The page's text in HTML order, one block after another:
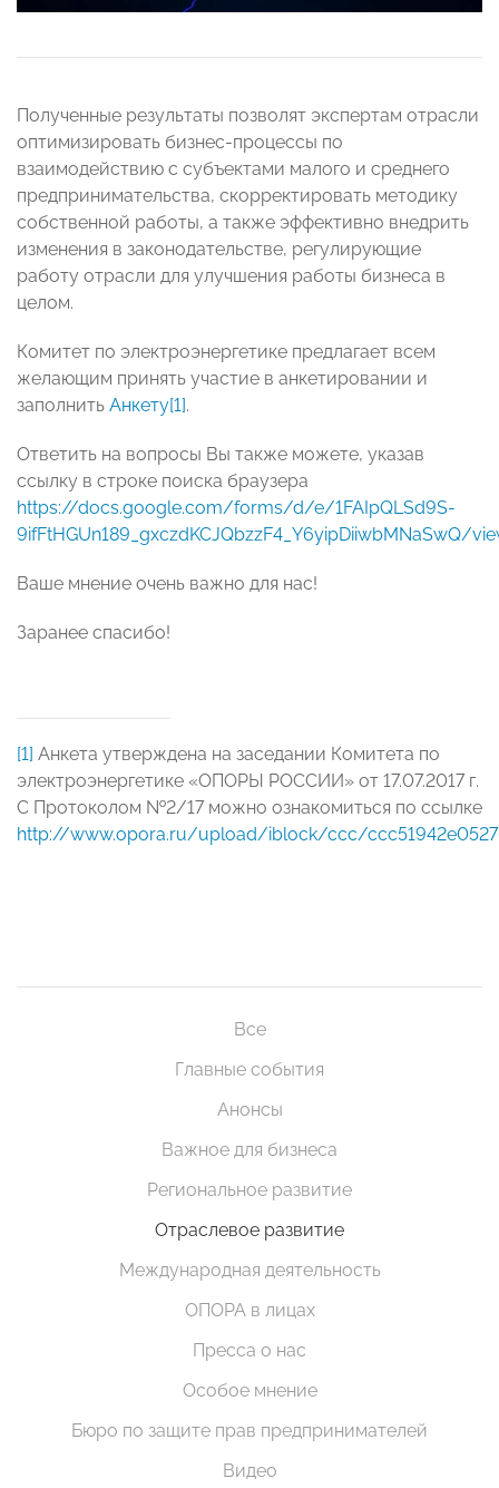
Полученные результаты позволят экспертам отрасли
оптимизировать бизнес-процессы по
взаимодействию с субъектами малого и среднего
предпринимательства, скорректировать методику
собственной работы, а также эффективно внедрить
изменения в законодательстве, регулирующие
работу отрасли для улучшения работы бизнеса в
целом.
Комитет по электроэнергетике предлагает всем
желающим принять участие в анкетировании и
заполнить Анкету[1].
Ответить на вопросы Вы также можете, указав
ссылку в строке поиска браузера
https://docs.google.com/forms/d/e/1FAIpQLSd9S-
9ifFtHGUn189_gxczdKCJQbzzF4_Y6yipDiiwbMNaSwQ/
Ваше мнение очень важно для нас!
Заранее спасибо!
[1] Анкета утверждена на заседании Комитета по
электроэнергетике «ОПОРЫ РОССИИ» от 17.07.2017 г.
С Протоколом №2/17 можно ознакомиться по ссылке
http://www.opora.ru/upload/iblock/ccc/
Все
Главные события
Анонсы
Важное для бизнеса
Региональное развитие
Отраслевое развитие
Международная деятельность
ОПОРА в лицах
Пресса о нас
Особое мнение
Бюро по защите прав предпринимателей
Видео